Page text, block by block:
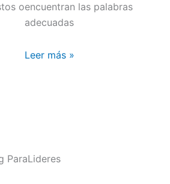
oencuentran las palabras
adecuadas
Leer más »
ParaLideres